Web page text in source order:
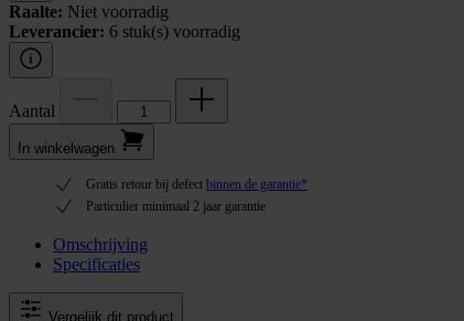
Raalte: Niet voorradig
Leverancier: 6 stuk(s) voorradig
Aantal
In winkel­wagen
Gratis retour bij defect binnen de garantie*
Particulier minimaal 2 jaar garantie
Omschrijving
Specificaties
Vergelijk dit product